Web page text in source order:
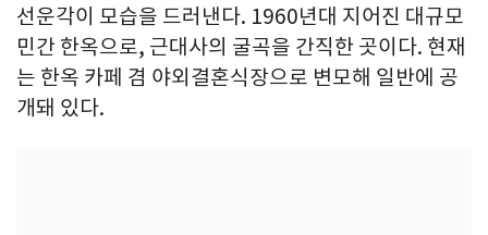
선운각이 모습을 드러낸다. 1960년대 지어진 대규모
민간 한옥으로, 근대사의 굴곡을 간직한 곳이다. 현재
는 한옥 카페 겸 야외결혼식장으로 변모해 일반에 공
개돼 있다.